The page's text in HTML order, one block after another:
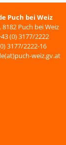
Puch bei Weiz
8182 Puch bei Weiz
(0) 3177/2222
3177/2222-16
weiz.gv.at